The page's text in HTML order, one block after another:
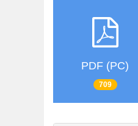
PDF (PC)
709